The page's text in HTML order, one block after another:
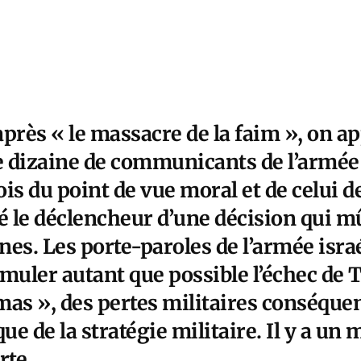
« le massacre de la faim », on
dizaine de communicants de
du point de vue moral et de celui
le déclencheur d’une décision qui
Les porte-paroles de l’armée
autant que possible l’échec de
», des pertes militaires
de la stratégie militaire. Il y a un